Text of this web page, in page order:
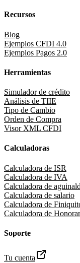
Recursos
Blog
Ejemplos CFDI 4.0
Ejemplos Pagos 2.0
Herramientas
Simulador de crédito
Análisis de TIIE
Tipo de Cambio
Orden de Compra
Visor XML CFDI
Calculadoras
Calculadora de ISR
Calculadora de IVA
Calculadora de
Calculadora de salario
Calculadora de
Calculadora de
Soporte
Tu cuenta